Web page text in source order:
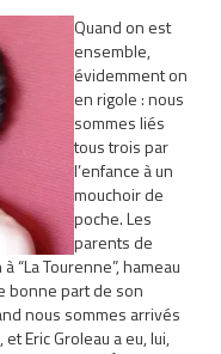
Quand on est
ensemble,
évidemment on
en rigole : nous
sommes liés
tous trois par
l’enfance à un
mouchoir de
poche. Les
parents de
“La Tourenne”, hameau
bonne part de son
nous sommes arrivés
Eric Groleau a eu, lui,